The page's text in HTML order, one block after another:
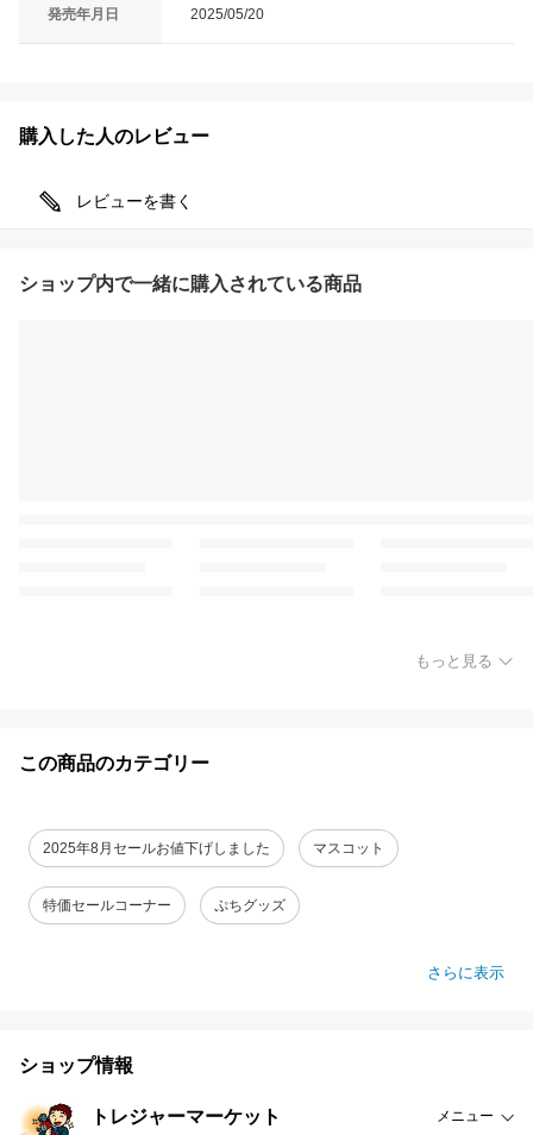
発売年月日 2025/05/20
購入した人のレビュー
レビューを書く
ショップ内で一緒に購入されている商品
もっと見る
この商品のカテゴリー
2025年8月セールお値下げしました マスコット
特価セールコーナー ぷちグッズ
さらに表示
ショップ情報
トレジャーマーケット メニュー